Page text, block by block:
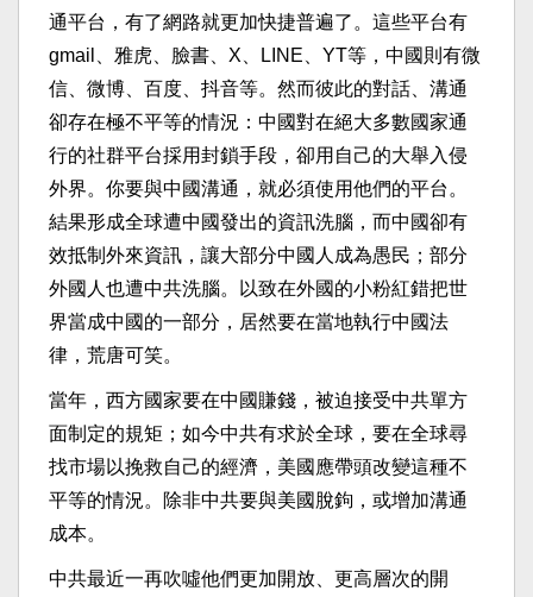
通平台，有了網路就更加快捷普遍了。這些平台有
gmail、雅虎、臉書、X、LINE、YT等，中國則有微
信、微博、百度、抖音等。然而彼此的對話、溝通
卻存在極不平等的情況：中國對在絕大多數國家通
行的社群平台採用封鎖手段，卻用自己的大舉入侵
外界。你要與中國溝通，就必須使用他們的平台。
結果形成全球遭中國發出的資訊洗腦，而中國卻有
效抵制外來資訊，讓大部分中國人成為愚民；部分
外國人也遭中共洗腦。以致在外國的小粉紅錯把世
界當成中國的一部分，居然要在當地執行中國法
律，荒唐可笑。
當年，西方國家要在中國賺錢，被迫接受中共單方
面制定的規矩；如今中共有求於全球，要在全球尋
找市場以挽救自己的經濟，美國應帶頭改變這種不
平等的情況。除非中共要與美國脫鉤，或增加溝通
成本。
中共最近一再吹噓他們更加開放、更高層次的開